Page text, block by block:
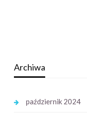
Archiwa
październik 2024